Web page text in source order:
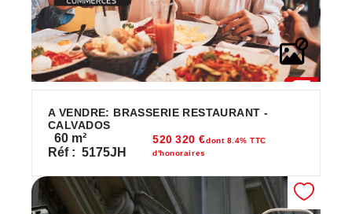
A VENDRE: BRASSERIE RESTAURANT -
CALVADOS
60 m²
Réf : 5175JH
520 320 €dont 8.4% TTC
d'honoraires